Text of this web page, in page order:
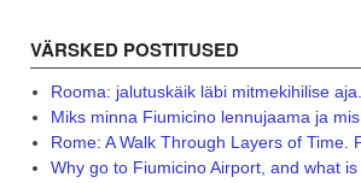
VÄRSKED POSTITUSED
Rooma: jalutuskäik läbi mitmekihilise
Miks minna Fiumicino lennujaama ja
Rome: A Walk Through Layers of Time.
Why go to Fiumicino Airport, and what is